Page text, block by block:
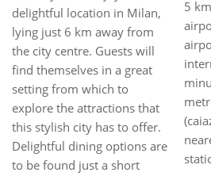
delightful location in Milan,
lying just 6 km away from
the city centre. Guests will
find themselves in a great
setting from which to
explore the attractions that
this stylish city has to offer.
Delightful dining options are
to be found just a short
5